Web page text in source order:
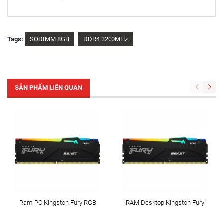
Tags: SODIMM 8GB DDR4 3200MHz
SẢN PHẨM LIÊN QUAN
Ram PC Kingston Fury RGB
RAM Desktop Kingston Fury